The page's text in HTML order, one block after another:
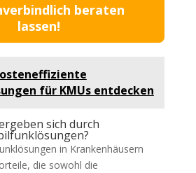
beraten
lassen!
für KMUs entdecken
sich durch
in Krankenhäusern
die sowohl die